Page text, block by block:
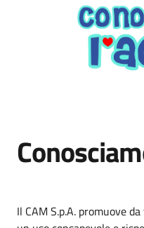
Il CAM S.p.A. promuove